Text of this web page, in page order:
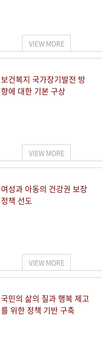
VIEW MORE
보건복지 국가장기발전 방
향에 대한 기본 구상
VIEW MORE
여성과 아동의 건강권 보장
정책 선도
VIEW MORE
국민의 삶의 질과 행복 제고
를 위한 정책 기반 구축